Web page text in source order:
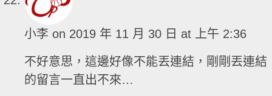
小李 on 2019 年 11 月 30 日 at 上午 2:36
不好意思，這邊好像不能丟連結，剛剛丟連結
的留言一直出不來…